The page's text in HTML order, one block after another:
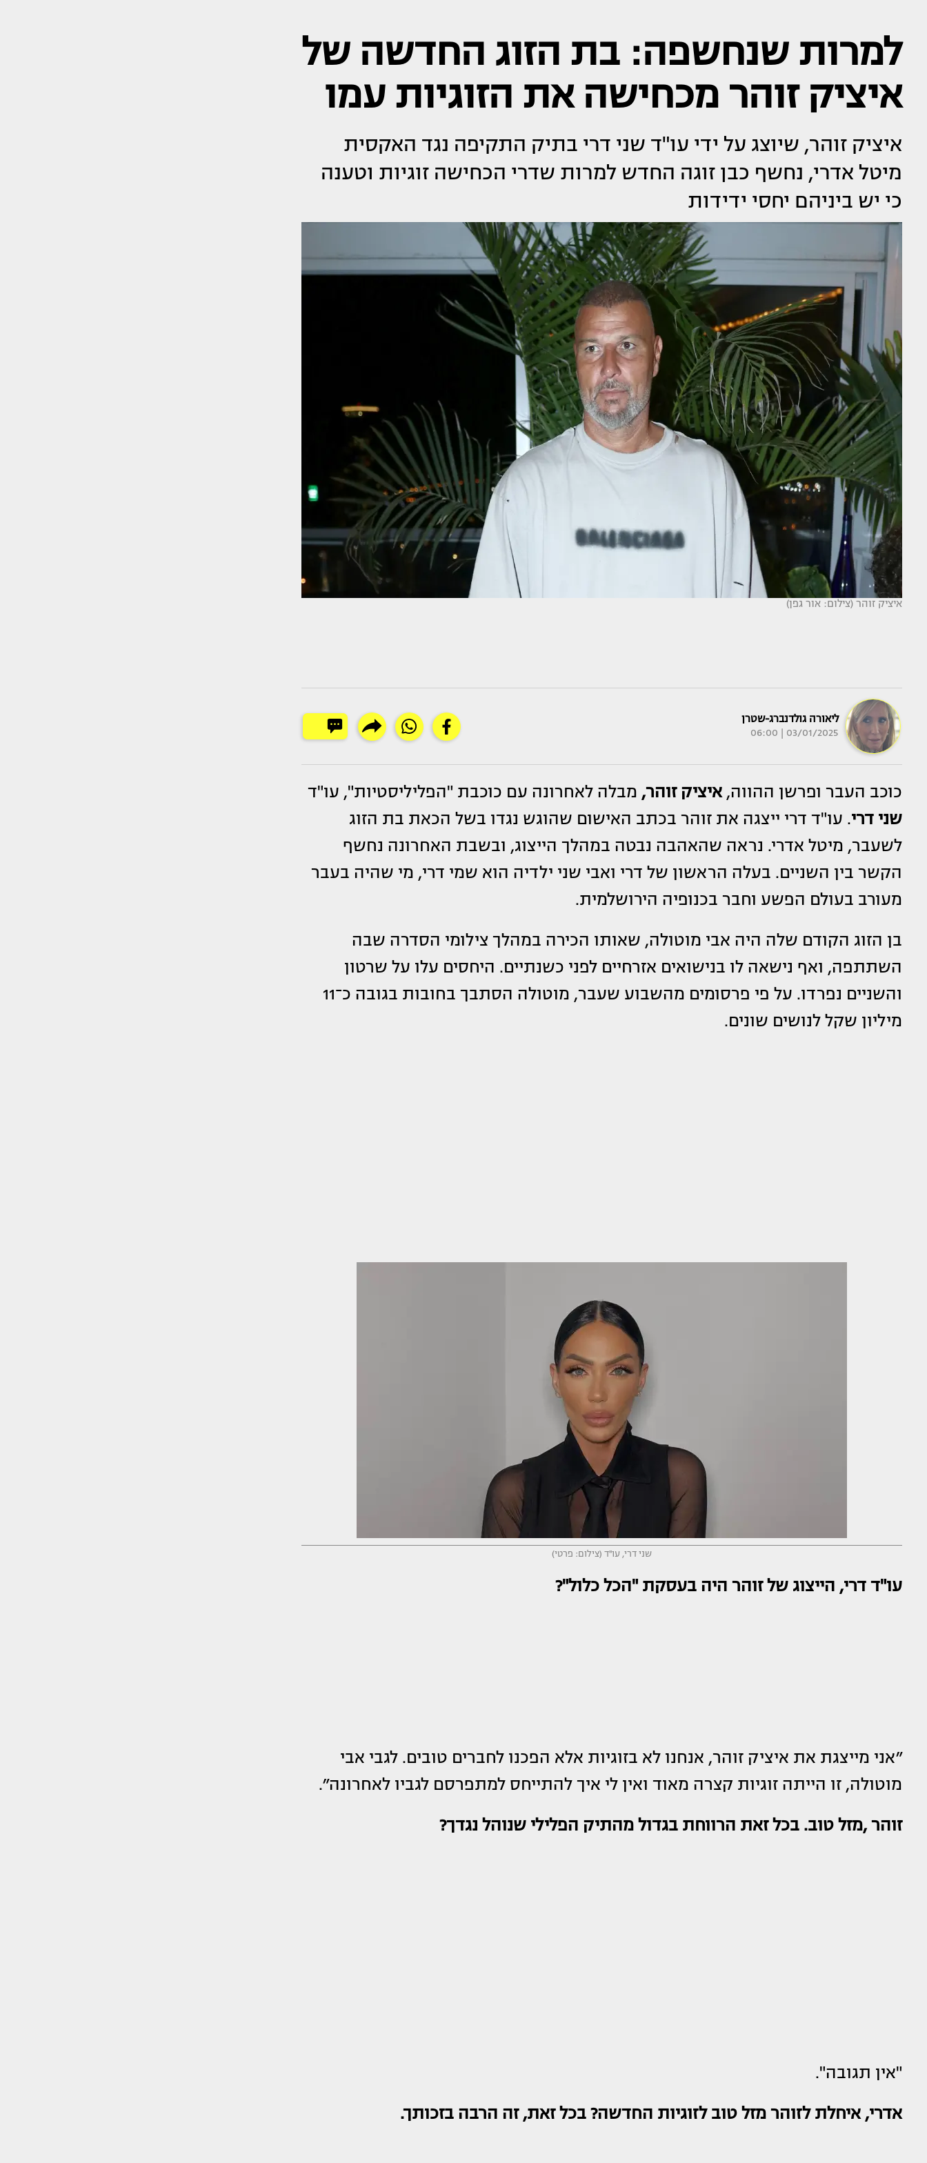
למרות שנחשפה: בת הזוג החדשה של
איציק זוהר מכחישה את הזוגיות עמו
איציק זוהר, שיוצג על ידי עו"ד שני דרי בתיק התקיפה נגד האקסית
מיטל אדרי, נחשף כבן זוגה החדש למרות שדרי הכחישה זוגיות וטענה
כי יש ביניהם יחסי ידידות
איציק זוהר (צילום: אור גפן)
ליאורה גולדנברג-שטרן
03/01/2025 | 06:00
כוכב העבר ופרשן ההווה,איציק זוהר, מבלה לאחרונה עם כוכבת "הפליליסטיות", עו"ד
שני דרי. עו"ד דרי ייצגה את זוהר בכתב האישום שהוגש נגדו בשל הכאת בת הזוג
לשעבר, מיטל אדרי. נראה שהאהבה נבטה במהלך הייצוג, ובשבת האחרונה נחשף
הקשר בין השניים. בעלה הראשון של דרי ואבי שני ילדיה הוא שמי דרי, מי שהיה בעבר
מעורב בעולם הפשע וחבר בכנופיה הירושלמית.
בן הזוג הקודם שלה היה אבי מוטולה, שאותו הכירה במהלך צילומי הסדרה שבה
השתתפה, ואף נישאה לו בנישואים אזרחיים לפני כשנתיים. היחסים עלו על שרטון
והשניים נפרדו. על פי פרסומים מהשבוע שעבר, מוטולה הסתבך בחובות בגובה כ־11
מיליון שקל לנושים שונים.
שני דרי, עו''ד (צילום: פרטי)
עו"ד דרי, הייצוג של זוהר היה בעסקת "הכל כלול"?
״אני מייצגת את איציק זוהר, אנחנו לא בזוגיות אלא הפכנו לחברים טובים. לגבי אבי
מוטולה, זו הייתה זוגיות קצרה מאוד ואין לי איך להתייחס למתפרסם לגביו לאחרונה״.
זוהר ,מזל טוב. בכל זאת הרווחת בגדול מהתיק הפלילי שנוהל נגדך?
"אין תגובה".
אדרי, איחלת לזוהר מזל טוב לזוגיות החדשה? בכל זאת, זה הרבה בזכותך.